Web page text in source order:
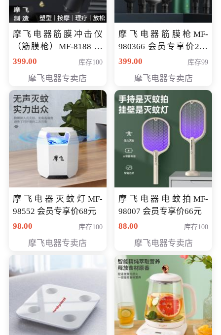
摩飞电器筋膜冲击仪
（筋膜枪）MF-8188 会
员专享价268元
399.00 库存100
摩飞电器专卖店
摩飞电器筋膜枪MF-
980366 会员专享价299
元
399.00 库存99
摩飞电器专卖店
摩飞电器灭蚊灯MF-
98552 会员专享价68元
98.00
库存100
摩飞电器专卖店
摩飞电器电蚊拍MF-
98007 会员专享价66元
88.00
库存100
摩飞电器专卖店